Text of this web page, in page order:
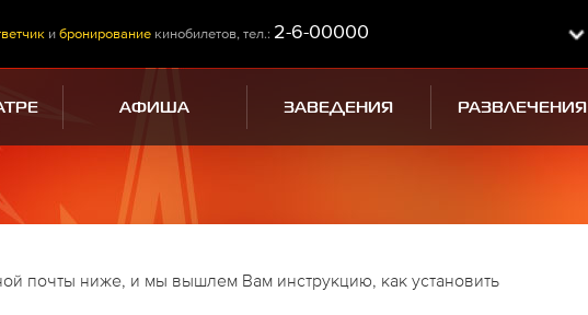
и бронирование кинобилетов, тел.: 2-6-00000
АФИША ЗАВЕДЕНИЯ РАЗВЛЕЧЕНИЯ
почты ниже, и мы вышлем Вам инструкцию, как установить